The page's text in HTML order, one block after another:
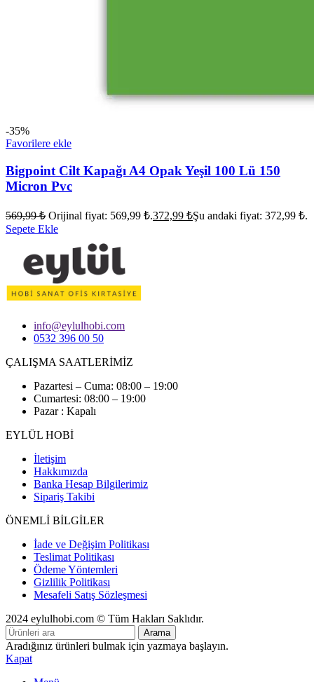
-35%
Favorilere ekle
Bigpoint Cilt Kapağı A4 Opak Yeşil 100 Lü 150
Micron Pvc
569,99₺ Orijinal fiyat: 569,99 ₺.372,99 ₺Şu andaki fiyat: 372,99 ₺.
Sepete Ekle
info@eylulhobi.com
0532 396 00 50
ÇALIŞMA SAATLERİMİZ
Pazartesi – Cuma: 08:00 – 19:00
Cumartesi: 08:00 – 19:00
Pazar : Kapalı
EYLÜL HOBİ
İletişim
Hakkımızda
Banka Hesap Bilgilerimiz
Sipariş Takibi
ÖNEMLİ BİLGİLER
İade ve Değişim Politikası
Teslimat Politikası
Ödeme Yöntemleri
Gizlilik Politikası
Mesafeli Satış Sözleşmesi
2024 eylulhobi.com © Tüm Hakları Saklıdır.
Arama
Aradığınız ürünleri bulmak için yazmaya başlayın.
Kapat